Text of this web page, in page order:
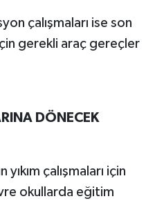
çalışmaları ise son
gerekli araç gereçler
DÖNECEK
çalışmaları için
okullarda eğitim